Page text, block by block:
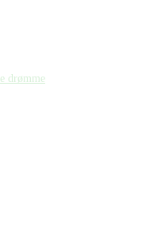
drømme